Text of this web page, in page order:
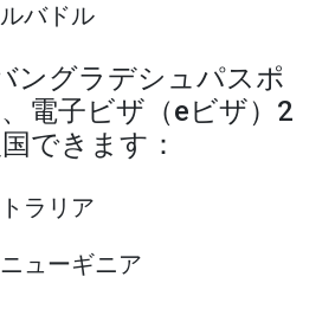
バドル
ングラデシュパスポ
電子ビザ（eビザ）2
できます：
ラリア
ューギニア